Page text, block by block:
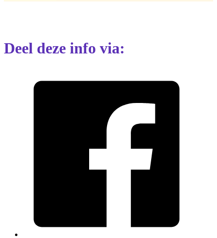
Deel deze info via: